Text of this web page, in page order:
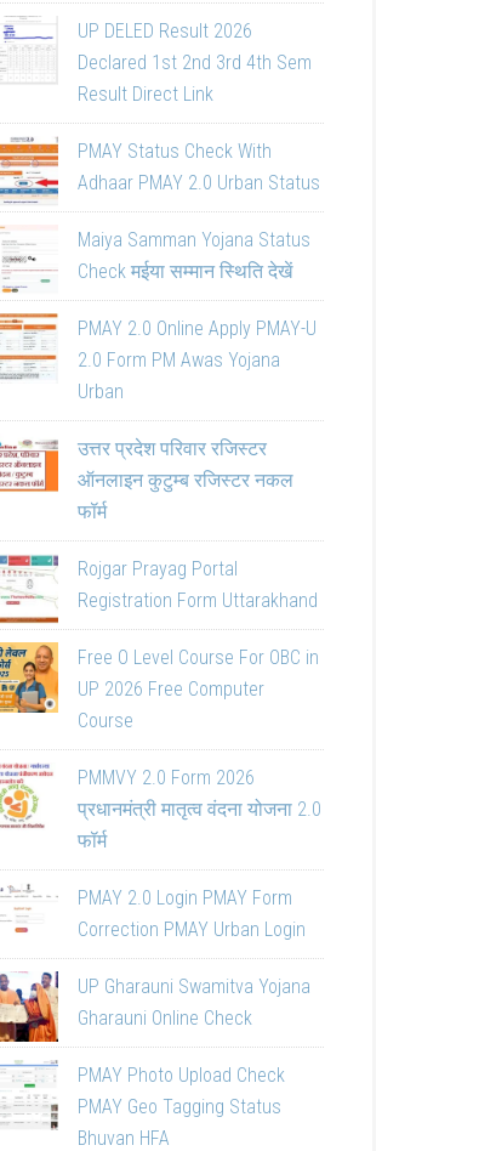
UP DELED Result 2026
Declared 1st 2nd 3rd 4th Sem
Result Direct Link
PMAY Status Check With
Adhaar PMAY 2.0 Urban Status
Maiya Samman Yojana Status
Check मईया सम्मान स्थिति देखें
PMAY 2.0 Online Apply PMAY-U
2.0 Form PM Awas Yojana
Urban
उत्तर प्रदेश परिवार रजिस्टर
ऑनलाइन कुटुम्ब रजिस्टर नकल
फॉर्म
Rojgar Prayag Portal
Registration Form Uttarakhand
Free O Level Course For OBC in
UP 2026 Free Computer
Course
PMMVY 2.0 Form 2026
प्रधानमंत्री मातृत्व वंदना योजना 2.0
फॉर्म
PMAY 2.0 Login PMAY Form
Correction PMAY Urban Login
UP Gharauni Swamitva Yojana
Gharauni Online Check
PMAY Photo Upload Check
PMAY Geo Tagging Status
Bhuvan HFA